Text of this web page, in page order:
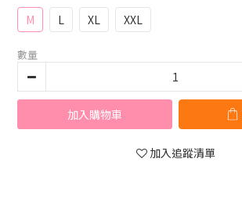
M L XL XXL
數量
加入購物車
加入追蹤清單